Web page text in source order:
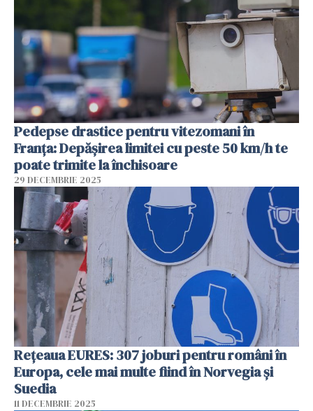
Pedepse drastice pentru vitezomani în
Franța: Depășirea limitei cu peste 50 km/h te
poate trimite la închisoare
29 DECEMBRIE 2025
Rețeaua EURES: 307 joburi pentru români în
Europa, cele mai multe fiind în Norvegia și
Suedia
11 DECEMBRIE 2025